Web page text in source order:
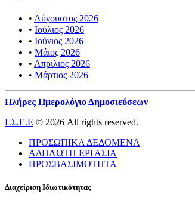
• Αύγουστος 2026
• Ιούλιος 2026
• Ιούνιος 2026
• Μάιος 2026
• Απρίλιος 2026
• Μάρτιος 2026
Πλήρες Ημερολόγιο Δημοσιεύσεων
Γ.Σ.Ε.Ε © 2026 All rights reserved.
ΠΡΟΣΩΠΙΚΑ ΔΕΔΟΜΕΝΑ
ΑΔΗΛΩΤΗ ΕΡΓΑΣΙΑ
ΠΡΟΣΒΑΣΙΜΟΤΗΤΑ
Διαχείριση Ιδιωτικότητας